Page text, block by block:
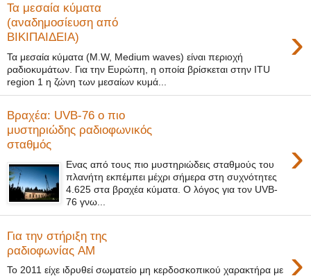
Τα μεσαία κύματα
(αναδημοσίευση από
ΒΙΚΙΠΑΙΔΕΙΑ)
›
Τα μεσαία κύματα (M.W, Medium waves) είναι περιοχή
ραδιοκυμάτων. Για την Ευρώπη, η οποία βρίσκεται στην ITU
region 1 η ζώνη των μεσαίων κυμά...
Βραχέα: UVB-76 ο πιο
μυστηριώδης ραδιοφωνικός
σταθμός
›
Ενας από τους πιο μυστηριώδεις σταθμούς του
πλανήτη εκπέμπει μέχρι σήμερα στη συχνότητες
4.625 στα βραχέα κύματα. Ο λόγος για τον UVB-
76 γνω...
Για την στήριξη της
ραδιοφωνίας AM
›
To 2011 είχε ιδρυθεί σωματείο μη κερδοσκοπικού χαρακτήρα με